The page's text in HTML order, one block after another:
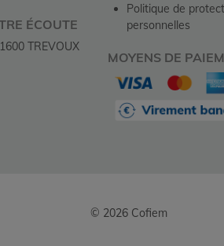
ÉCOUTE
TREVOUX
Politique de
personnelles
MOYENS DE
© 2026 Cofiem